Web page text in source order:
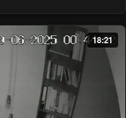
18:21